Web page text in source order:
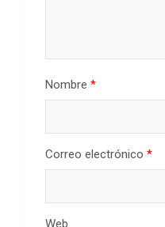
Nombre *
Correo electrónico *
Web